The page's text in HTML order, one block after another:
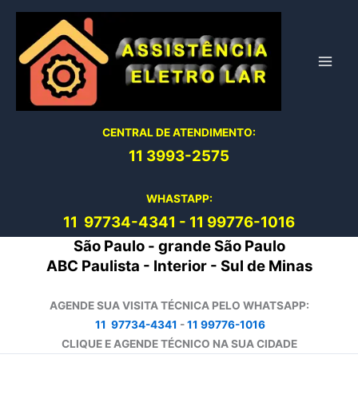
conteúdo
CENTRAL DE ATENDIMENTO:
11 3993-2575
WHASTAPP:
11 97734-4341 - 11 99776-1016
São Paulo - grande São Paulo
ABC Paulista - Interior - Sul de Minas
AGENDE SUA VISITA TÉCNICA PELO WHATSAPP:
11 97734-4341 -11 99776-1016
CLIQUE E AGENDE TÉCNICO NA SUA CIDADE